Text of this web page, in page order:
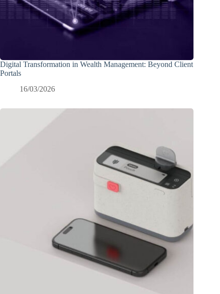
Digital Transformation in Wealth Management: Beyond Client
Portals
16/03/2026